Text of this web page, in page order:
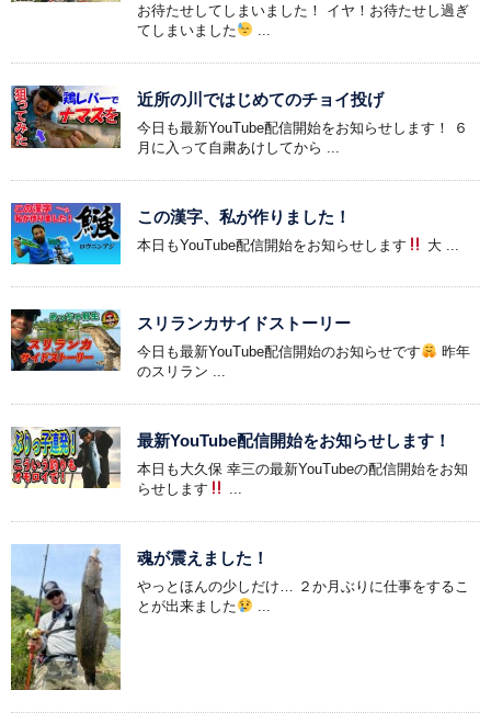
お待たせしてしまいました！ イヤ！お待たせし過ぎ
てしまいました
近所の川ではじめてのチョイ投げ
今日も最新YouTube配信開始をお知らせします！ ６
月に入って自粛あけしてから ...
この漢字、私が作りました！
本日もYouTube配信開始をお知らせします 大 ...
スリランカサイドストーリー
今日も最新YouTube配信開始のお知らせです
昨年
のスリラン ...
最新YouTube配信開始をお知らせします！
本日も大久保 幸三の最新YouTubeの配信開始をお知
らせします
魂が震えました！
やっとほんの少しだけ… ２か月ぶりに仕事をするこ
とが出来ました